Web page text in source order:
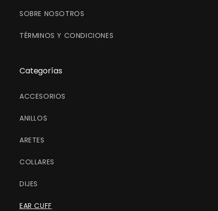
SOBRE NOSOTROS
TÉRMINOS Y CONDICIONES
Categorías
ACCESORIOS
ANILLOS
ARETES
COLLARES
DIJES
EAR CUFF